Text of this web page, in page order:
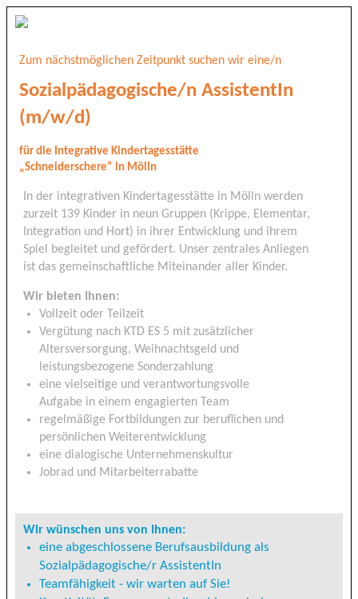
Zum nächstmöglichen Zeitpunkt suchen wir eine/n
Sozialpädagogische/n AssistentIn
(m/w/d)
für die Integrative Kindertagesstätte
„Schneiderschere“ in Mölln
In der integrativen Kindertagesstätte in Mölln werden
zurzeit 139 Kinder in neun Gruppen (Krippe, Elementar,
Integration und Hort) in ihrer Entwicklung und ihrem
Spiel begleitet und gefördert. Unser zentrales Anliegen
ist das gemeinschaftliche Miteinander aller Kinder.
Wir bieten Ihnen:
Vollzeit oder Teilzeit
Vergütung nach KTD ES 5 mit zusätzlicher
Altersversorgung, Weihnachtsgeld und
leistungsbezogene Sonderzahlung
eine vielseitige und verantwortungsvolle
Aufgabe in einem engagierten Team
regelmäßige Fortbildungen zur beruflichen und
persönlichen Weiterentwicklung
eine dialogische Unternehmenskultur
Jobrad und Mitarbeiterrabatte
Wir wünschen uns von Ihnen:
eine abgeschlossene Berufsausbildung als
Sozialpädagogische/r AssistentIn
Teamfähigkeit - wir warten auf Sie!